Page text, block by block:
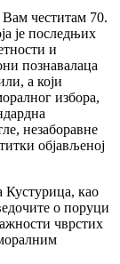
честитам 70.
је последњих
и
познавалаца
а који
избора,
незаборавне
објављеној
Кустурица, као
о поруци
чврстих